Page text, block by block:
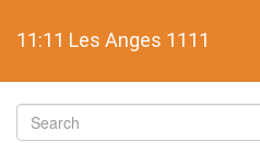
content
11:11 Les Anges 1111
Search